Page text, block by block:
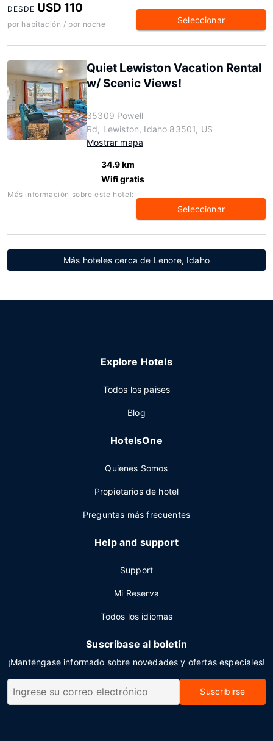
DESDE USD 110
por habitación / por noche Seleccionar
Quiet Lewiston Vacation Rental
w/ Scenic Views!
35309 Powell
Rd, Lewiston, Idaho 83501, US
Mostrar mapa
34.9 km
Wifi gratis
Más información sobre este hotel:
Seleccionar
Más hoteles cerca de Lenore, Idaho
Explore Hotels
Todos los paises
Blog
HotelsOne
Quienes Somos
Propietarios de hotel
Preguntas más frecuentes
Help and support
Support
Mi Reserva
Todos los idiomas
Suscríbase al boletín
¡Manténgase informado sobre novedades y ofertas especiales!
Suscribirse